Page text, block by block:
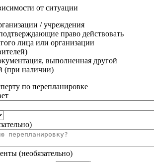
от ситуации
/ учреждения
право действовать
лица или организации
выполненная другой
(при наличии)
по перепланировке
(необязательно)